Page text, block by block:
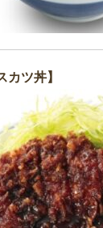
カツ丼】